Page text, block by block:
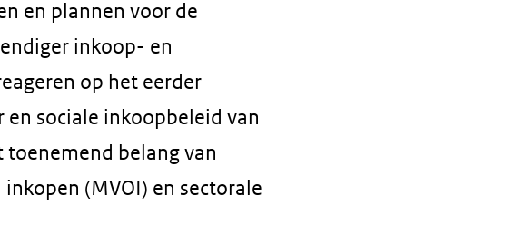
en plannen voor de
inkoop- en
op het eerder
sociale inkoopbeleid van
toenemend belang van
(MVOI) en sectorale